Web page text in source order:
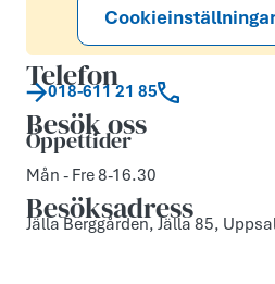
Telefon
018-611 21 85
Besök oss
Öppettider
Mån - Fre 8-16.30
Besöksadress
Jälla Berggården, Jälla 85,